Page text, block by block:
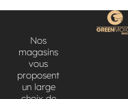
Nos
magasins
vous
proposent
un large